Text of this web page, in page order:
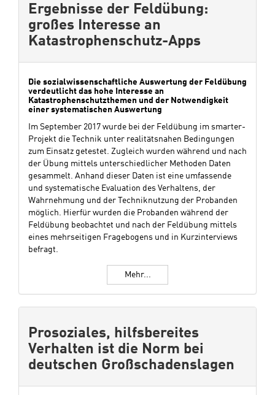
Ergebnisse der Feldübung:
großes Interesse an
Katastrophenschutz-Apps
Die sozialwissenschaftliche Auswertung der Feldübung
verdeutlicht das hohe Interesse an
Katastrophenschutzthemen und der Notwendigkeit
einer systematischen Auswertung
Im September 2017 wurde bei der Feldübung im smarter-
Projekt die Technik unter realitätsnahen Bedingungen
zum Einsatz getestet. Zugleich wurden während und nach
der Übung mittels unterschiedlicher Methoden Daten
gesammelt. Anhand dieser Daten ist eine umfassende
und systematische Evaluation des Verhaltens, der
Wahrnehmung und der Techniknutzung der Probanden
möglich. Hierfür wurden die Probanden während der
Feldübung beobachtet und nach der Feldübung mittels
eines mehrseitigen Fragebogens und in Kurzinterviews
befragt.
Mehr...
Prosoziales, hilfsbereites
Verhalten ist die Norm bei
deutschen Großschadenslagen